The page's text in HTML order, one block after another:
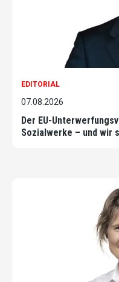
EDITORIAL
07.08.2026
Der EU-
Sozialwerke – und wir